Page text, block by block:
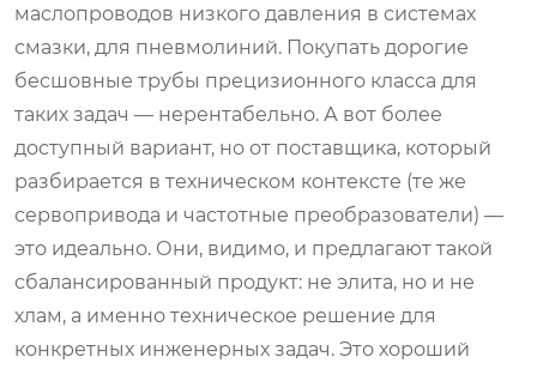
маслопроводов низкого давления в системах
смазки, для пневмолиний. Покупать дорогие
бесшовные трубы прецизионного класса для
таких задач — нерентабельно. А вот более
доступный вариант, но от поставщика, который
разбирается в техническом контексте (те же
сервопривода и частотные преобразователи) —
это идеально. Они, видимо, и предлагают такой
сбалансированный продукт: не элита, но и не
хлам, а именно техническое решение для
конкретных инженерных задач. Это хороший